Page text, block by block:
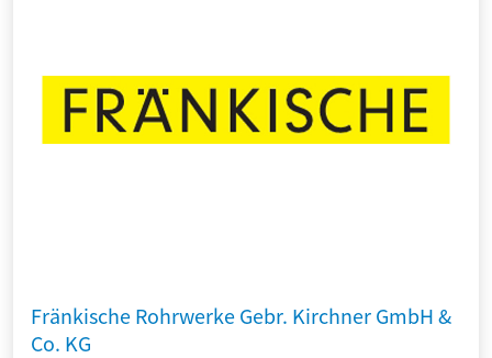
Fränkische Rohrwerke Gebr. Kirchner GmbH &
Co. KG